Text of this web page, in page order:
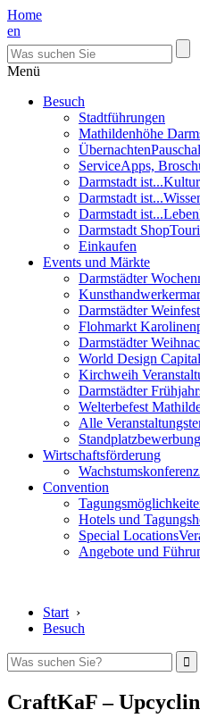
Home
en
Menü
Besuch
Stadtführungen
Mathildenhöhe
Übernachten
ServiceApps,
Darmstadt ist...Kultur
Darmstadt
Darmstadt ist...Leben
Darmstadt Shop
Einkaufen
Events und Märkte
Darmstädter
Darmstädter Weinfest
Flohmarkt
Darmstädter
World Design
Kirchweih
Darmstädter
Welterbefest
Alle
Wirtschaftsförderung
Wachstumskonferenz
Convention
Hotels und
Special Locations
Angebote und
Start ›
Besuch
CraftKaF –